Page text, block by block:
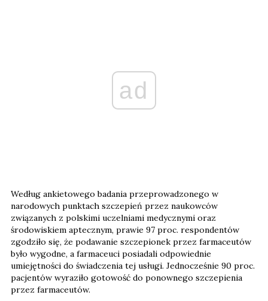
ad
Według ankietowego badania przeprowadzonego w
narodowych punktach szczepień przez naukowców
związanych z polskimi uczelniami medycznymi oraz
środowiskiem aptecznym, prawie 97 proc. respondentów
zgodziło się, że podawanie szczepionek przez farmaceutów
było wygodne, a farmaceuci posiadali odpowiednie
umiejętności do świadczenia tej usługi. Jednocześnie 90 proc.
pacjentów wyraziło gotowość do ponownego szczepienia
przez farmaceutów.